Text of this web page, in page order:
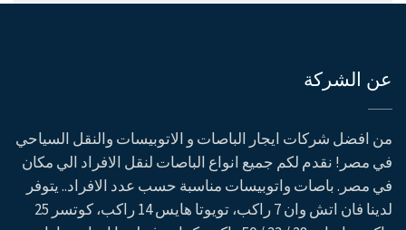
عن الشركة
من افضل شركات ايجار الباصات و الاتوبيسات والنقل السياحي
في مصر! نقدم لكم جميع انواع الباصات لنقل الافراد الي مكان
في مصر. باصات واتوبيسات مناسبة حسب عدد الافراد.. يتوفر
لدينا فان اتش وان 7 راكب، تويوتا هايس 14 راكب، كوتسر 25